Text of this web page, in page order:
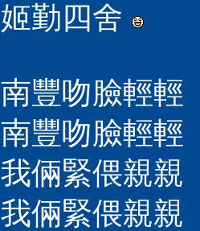
姬勤四舍
南豐吻臉輕
南豐吻臉輕
我倆緊偎親
我倆緊偎親